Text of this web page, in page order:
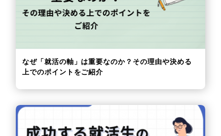
なぜ「就活の軸」は重要なのか？その理由や決める
上でのポイントをご紹介